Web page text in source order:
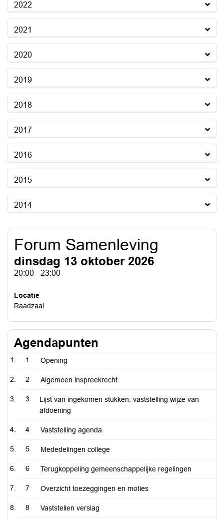
2022
2021
2020
2019
2018
2017
2016
2015
2014
Forum Samenleving
dinsdag 13 oktober 2026
20:00 - 23:00
Locatie
Raadzaal
Agendapunten
1 Opening
2 Algemeen inspreekrecht
3
Lijst van ingekomen stukken: vaststelling wijze van
afdoening
4 Vaststelling agenda
5 Mededelingen college
6 Terugkoppeling gemeenschappelijke regelingen
7 Overzicht toezeggingen en moties
8 Vaststellen verslag